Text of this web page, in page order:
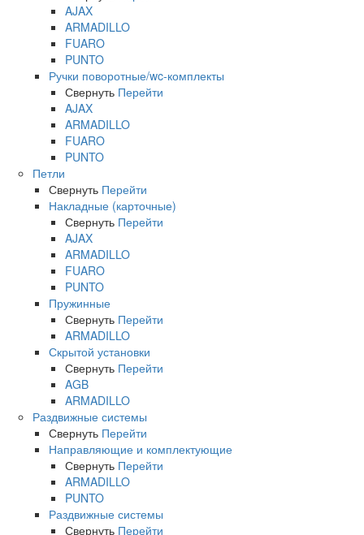
AJAX
ARMADILLO
FUARO
PUNTO
Ручки поворотные/wc-комплекты
Свернуть Перейти
AJAX
ARMADILLO
FUARO
PUNTO
Петли
Свернуть Перейти
Накладные (карточные)
Свернуть Перейти
AJAX
ARMADILLO
FUARO
PUNTO
Пружинные
Свернуть Перейти
ARMADILLO
Скрытой установки
Свернуть Перейти
AGB
ARMADILLO
Раздвижные системы
Свернуть Перейти
Направляющие и комплектующие
Свернуть Перейти
ARMADILLO
PUNTO
Раздвижные системы
Свернуть Перейти